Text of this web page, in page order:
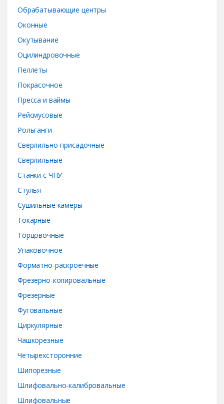
Обрабатывающие центры
Оконные
Окутывание
Оцилиндровочные
Пеллеты
Покрасочное
Пресса и ваймы
Рейсмусовые
Рольганги
Сверлильно-присадочные
Сверлильные
Станки с ЧПУ
Стулья
Сушильные камеры
Токарные
Торцовочные
Упаковочное
Форматно-раскроечные
Фрезерно-копировальные
Фрезерные
Фуговальные
Циркулярные
Чашкорезные
Четырехсторонние
Шипорезные
Шлифовально-калибровальные
Шлифовальные